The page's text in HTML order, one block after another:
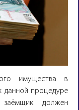
имущества в
данной процедуре
должен